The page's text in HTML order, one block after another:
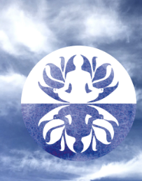
Zum
Inhalt
springen